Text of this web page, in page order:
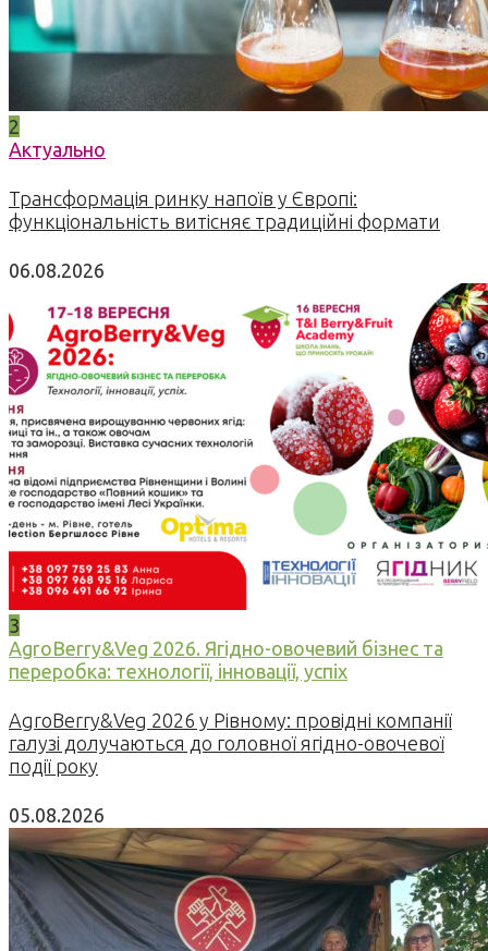
2
Актуально
Трансформація ринку напоїв у Європі:
функціональність витісняє традиційні формати
06.08.2026
3
AgroBerry&Veg 2026. Ягідно-овочевий бізнес та
переробка: технології, інновації, успіх
AgroBerry&Veg 2026 у Рівному: провідні компанії
галузі долучаються до головної ягідно-овочевої
події року
05.08.2026